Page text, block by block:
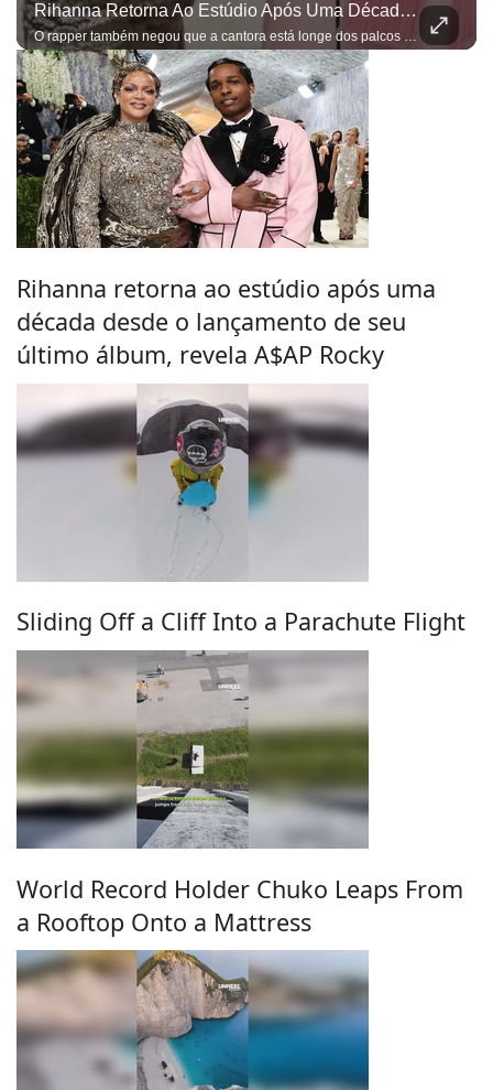
Rihanna Retorna Ao Estúdio Após Uma Década Desde O Lançamento De Seu Último Álbum, Revela A$AP Rocky
O rapper também negou que a cantora está longe dos palcos devido à maternidade
Rihanna retorna ao estúdio após uma
década desde o lançamento de seu
último álbum, revela A$AP Rocky
Sliding Off a Cliff Into a Parachute Flight
World Record Holder Chuko Leaps From
a Rooftop Onto a Mattress